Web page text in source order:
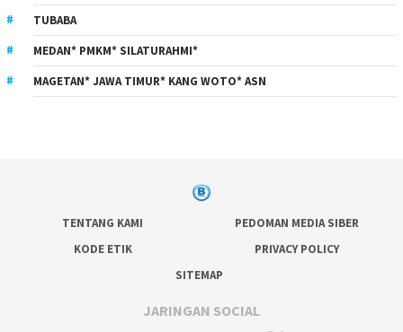
TUBABA
MEDAN* PMKM* SILATURAHMI*
MAGETAN* JAWA TIMUR* KANG WOTO* ASN
TENTANG KAMI
PEDOMAN MEDIA SIBER
KODE ETIK
PRIVACY POLICY
SITEMAP
JARINGAN SOCIAL